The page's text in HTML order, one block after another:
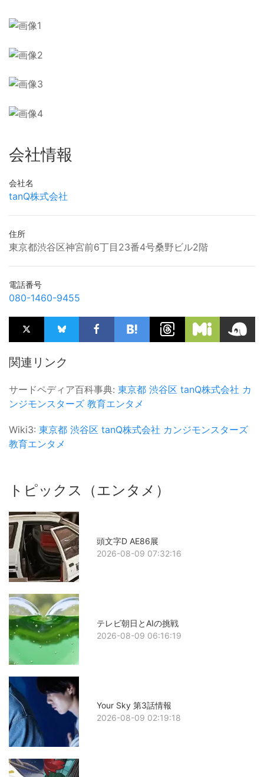
会社情報
会社名
tanQ株式会社
住所
東京都渋谷区神宮前6丁目23番4号桑野ビル2階
電話番号
080-1460-9455
関連リンク
サードペディア百科事典: 東京都 渋谷区 tanQ株式会社 カ
ンジモンスターズ 教育エンタメ
Wiki3: 東京都 渋谷区 tanQ株式会社 カンジモンスターズ
教育エンタメ
トピックス（エンタメ）
頭文字D AE86展
2026-08-09 07:32:16
テレビ朝日とAIの挑戦
2026-08-09 06:16:19
Your Sky 第3話情報
2026-08-09 02:19:18